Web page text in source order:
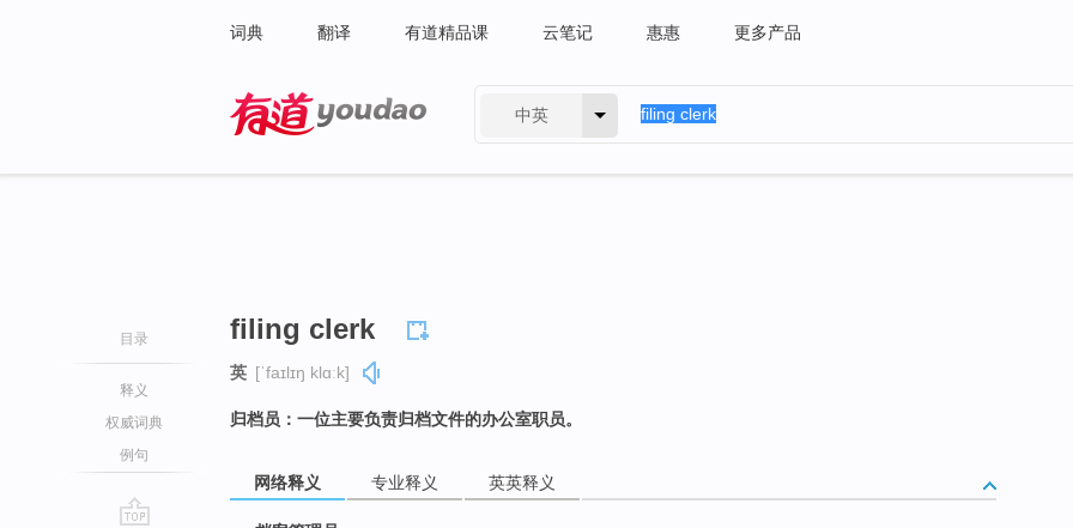
词典 翻译 有道精品课 云笔记 惠惠 更多产品
中英
目录
释义
权威词典
例句
filing clerk
英 [ˈfaɪlɪŋ klɑːk]
归档员：一位主要负责归档文件的办公室职员。
网络释义 专业释义 英英释义